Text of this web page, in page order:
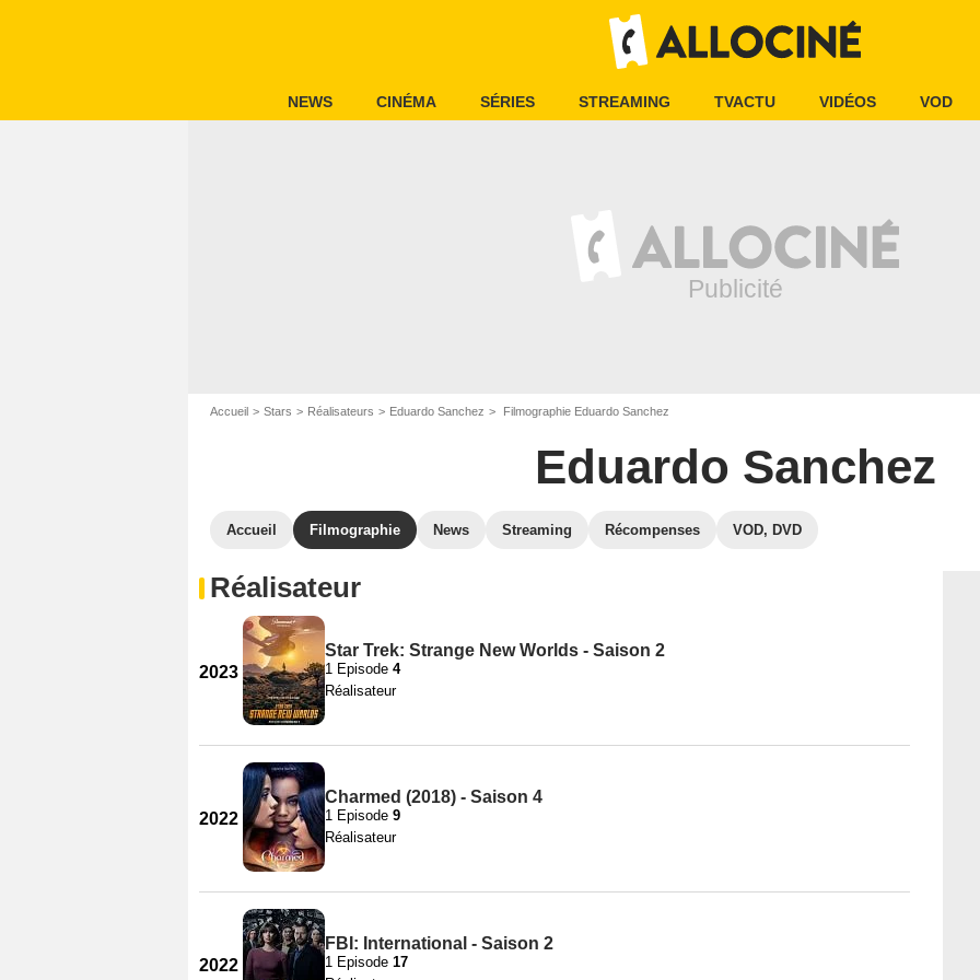
NEWS CINÉMA SÉRIES STREAMING TVACTU VIDÉOS VOD
Accueil Stars Réalisateurs Eduardo Sanchez Filmographie Eduardo Sanchez
Eduardo Sanchez
Accueil Filmographie News Streaming Récompenses VOD, DVD
Réalisateur
2023
Star Trek: Strange New Worlds - Saison 2
1 Episode 4
Réalisateur
2022
Charmed (2018) - Saison 4
1 Episode 9
Réalisateur
2022
FBI: International - Saison 2
1 Episode 17